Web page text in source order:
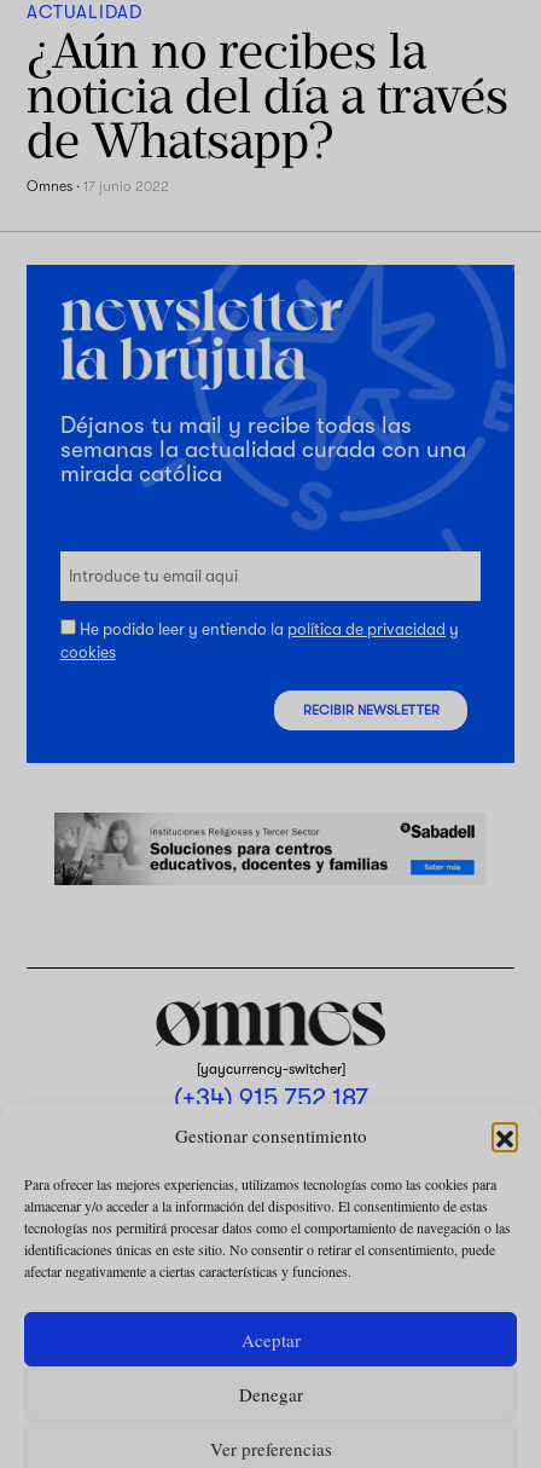
Gestionar consentimiento
Para ofrecer las mejores experiencias, utilizamos tecnologías como las cookies para
almacenar y/o acceder a la información del dispositivo. El consentimiento de estas
tecnologías nos permitirá procesar datos como el comportamiento de navegación o las
identificaciones únicas en este sitio. No consentir o retirar el consentimiento, puede
afectar negativamente a ciertas características y funciones.
Aceptar
Denegar
Ver preferencias
ACTUALIDAD
¿Aún no recibes la
noticia del día a través
de Whatsapp?
Omnes ·17 junio 2022
Déjanos tu mail y recibe todas las
semanas la actualidad curada con una
mirada católica
He podido leer y entiendo la política de privacidad y
cookies
RECIBIR NEWSLETTER
[yaycurrency-switcher]
(+34) 915 752 187
omnes@omnesmag.com
POLÍTICA DE PRIVACIDAD
USO DE COOKIES
CONDICIONES DE LA COLABORACIÓN